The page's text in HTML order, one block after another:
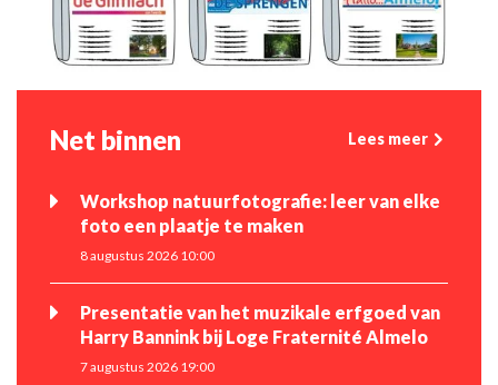
Net binnen Lees meer
Workshop natuurfotografie: leer van elke
foto een plaatje te maken
8 augustus 2026 10:00
Presentatie van het muzikale erfgoed van
Harry Bannink bij Loge Fraternité Almelo
7 augustus 2026 19:00